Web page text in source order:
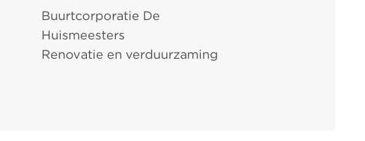
Buurtcorporatie De
Huismeesters
Renovatie en verduurzaming